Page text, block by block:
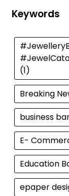
Keywords
(1)
Breaking
business
E-
Education
epaper